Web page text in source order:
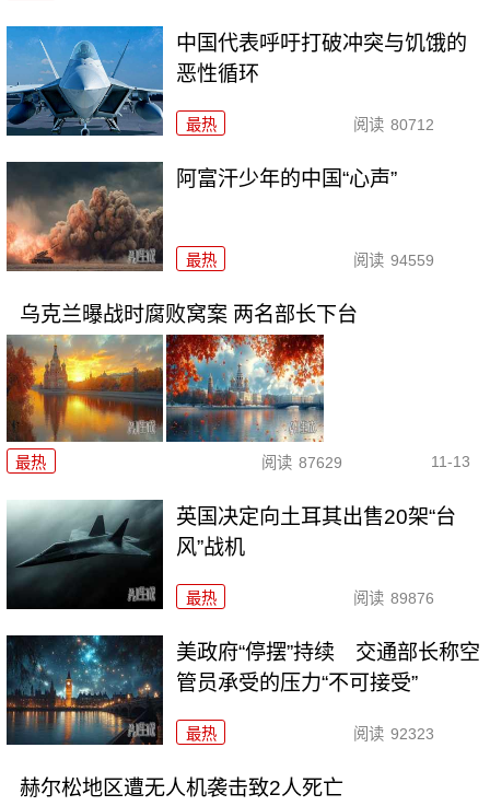
中国代表呼吁打破冲突与饥饿的
恶性循环
最热 阅读 80712
阿富汗少年的中国“心声”
最热 阅读 94559
乌克兰曝战时腐败窝案 两名部长下台
最热 阅读 87629 11-13
英国决定向土耳其出售20架“台
风”战机
最热 阅读 89876
美政府“停摆”持续 交通部长称空
管员承受的压力“不可接受”
最热 阅读 92323
赫尔松地区遭无人机袭击致2人死亡